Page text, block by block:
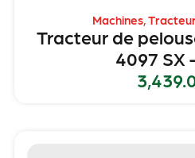
Machines,
Tracteur de
4097 SX